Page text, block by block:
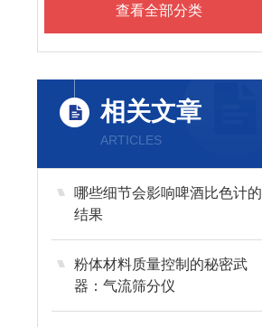
查看全部分类
相关文章
ARTICLES
哪些细节会影响啤酒比色计的
结果
粉体材料质量控制的秘密武
器：气流筛分仪